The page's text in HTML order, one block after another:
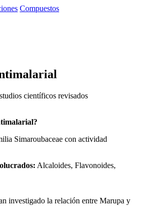
Compuestos
científicos revisados
Simaroubaceae con actividad
Alcaloides, Flavonoides,
investigado la relación entre Marupa y